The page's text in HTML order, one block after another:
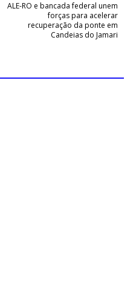
ALE-RO e bancada federal unem
forças para acelerar
recuperação da ponte em
Candeias do Jamari